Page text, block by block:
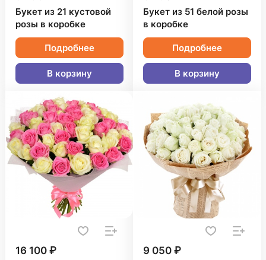
Букет из 21 кустовой
розы в коробке
Подробнее
В корзину
Букет из 51 белой розы
в коробке
Подробнее
В корзину
16 100 ₽ 9 050 ₽